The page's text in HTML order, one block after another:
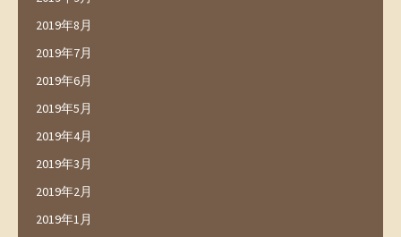
2019年8月
2019年7月
2019年6月
2019年5月
2019年4月
2019年3月
2019年2月
2019年1月